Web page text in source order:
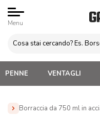
Menu
PENNE VENTAGLI
Borraccia da 750 ml in